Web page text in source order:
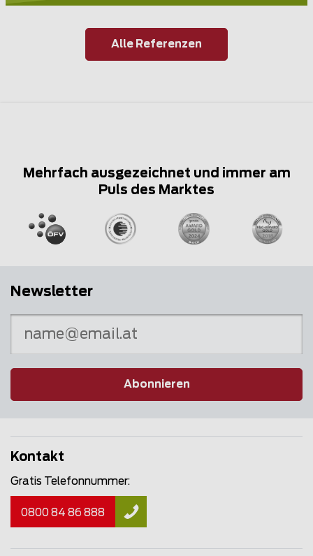
Alle Referenzen
Mehrfach ausgezeichnet und immer am
Puls des Marktes
Newsletter
Abonnieren
Kontakt
Gratis Telefonnummer:
0800 84 86 888